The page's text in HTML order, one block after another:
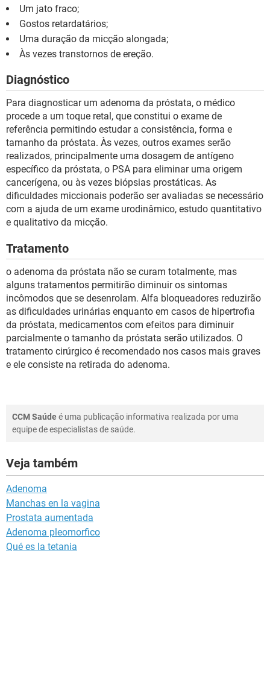
Um jato fraco;
Gostos retardatários;
Uma duração da micção alongada;
Às vezes transtornos de ereção.
Diagnóstico
Para diagnosticar um adenoma da próstata, o médico
procede a um toque retal, que constitui o exame de
referência permitindo estudar a consistência, forma e
tamanho da próstata. Às vezes, outros exames serão
realizados, principalmente uma dosagem de antígeno
específico da próstata, o PSA para eliminar uma origem
cancerígena, ou às vezes biópsias prostáticas. As
dificuldades miccionais poderão ser avaliadas se necessário
com a ajuda de um exame urodinâmico, estudo quantitativo
e qualitativo da micção.
Tratamento
o adenoma da próstata não se curam totalmente, mas
alguns tratamentos permitirão diminuir os sintomas
incômodos que se desenrolam. Alfa bloqueadores reduzirão
as dificuldades urinárias enquanto em casos de hipertrofia
da próstata, medicamentos com efeitos para diminuir
parcialmente o tamanho da próstata serão utilizados. O
tratamento cirúrgico é recomendado nos casos mais graves
e ele consiste na retirada do adenoma.
CCM Saúdeé uma publicação informativa realizada por uma
equipe de especialistas de saúde.
Veja também
Adenoma
Manchas en la vagina
Prostata aumentada
Adenoma pleomorfico
Qué es la tetania